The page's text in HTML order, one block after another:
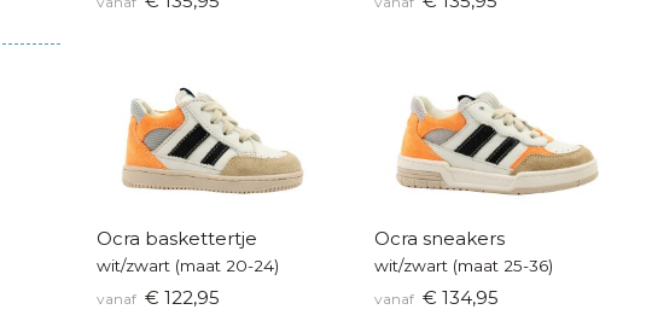
Ocra baskettertje
wit/zwart (maat 20-24)
vanaf € 122,95
Ocra sneakers
wit/zwart (maat 25-36)
vanaf € 134,95